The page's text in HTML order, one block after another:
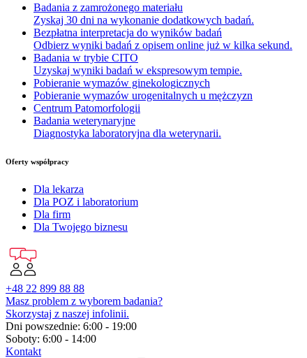
Badania z zamrożonego materiału
Zyskaj 30 dni na wykonanie dodatkowych badań.
Bezpłatna interpretacja do wyników badań
Odbierz wyniki badań z opisem online już w kilka sekund.
Badania w trybie CITO
Uzyskaj wyniki badań w ekspresowym tempie.
Pobieranie wymazów ginekologicznych
Pobieranie wymazów urogenitalnych u mężczyzn
Centrum Patomorfologii
Badania weterynaryjne
Diagnostyka laboratoryjna dla weterynarii.
Oferty współpracy
Dla lekarza
Dla POZ i laboratorium
Dla firm
Dla Twojego biznesu
+48 22 899 88 88
Masz problem z wyborem badania?
Skorzystaj z naszej infolinii.
Dni powszednie: 6:00 - 19:00
Soboty: 6:00 - 14:00
Kontakt